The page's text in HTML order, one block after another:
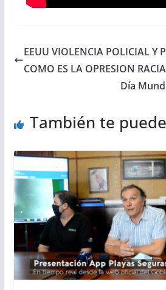
EEUU VIOLENCIA POLICIAL Y
COMO ES LA OPRESION
Día
También te